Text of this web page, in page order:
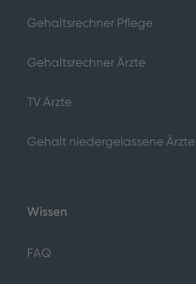
Gehaltsrechner Pflege
Gehaltsrechner Ärzte
TV Ärzte
Gehalt niedergelassene Ärzte
Wissen
FAQ